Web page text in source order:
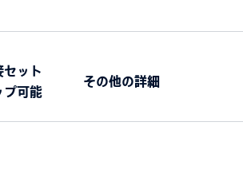
セット
プ可能
その他の詳細